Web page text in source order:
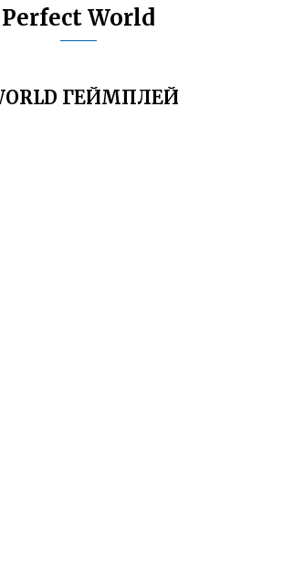
Perfect World
ГЕЙМПЛЕЙ